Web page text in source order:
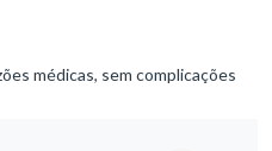
médicas, sem complicações